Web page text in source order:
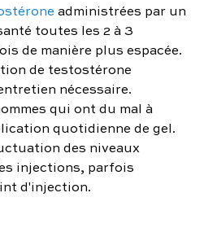
administrées par un
toutes les 2 à 3
de manière plus espacée.
de testostérone
nécessaire.
qui ont du mal à
quotidienne de gel.
des niveaux
injections, parfois
d'injection.